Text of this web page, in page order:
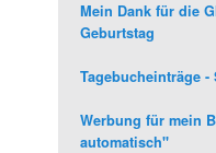
Mein Dank für die
Geburtstag
Tagebucheinträge -
Werbung für mein
automatisch"